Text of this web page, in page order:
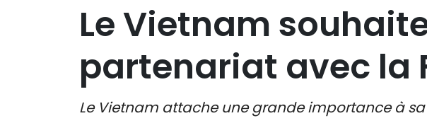
Le Vietnam
partenariat avec la
Le Vietnam attache une grande importance à